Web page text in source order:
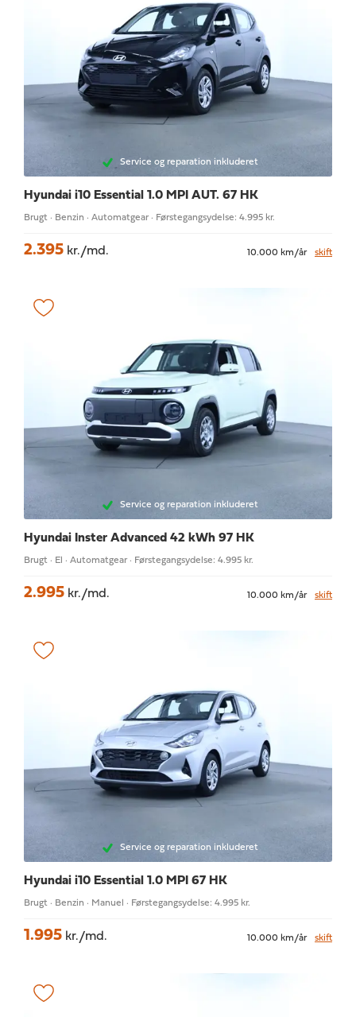
Service og reparation inkluderet
Hyundai i10 Essential 1.0 MPI AUT. 67 HK
Brugt · Benzin · Automatgear · Førstegangsydelse: 4.995 kr.
2.395 kr./md. 10.000 km/år skift
Service og reparation inkluderet
Hyundai Inster Advanced 42 kWh 97 HK
Brugt · El · Automatgear · Førstegangsydelse: 4.995 kr.
2.995 kr./md. 10.000 km/år skift
Service og reparation inkluderet
Hyundai i10 Essential 1.0 MPI 67 HK
Brugt · Benzin · Manuel · Førstegangsydelse: 4.995 kr.
1.995 kr./md. 10.000 km/år skift